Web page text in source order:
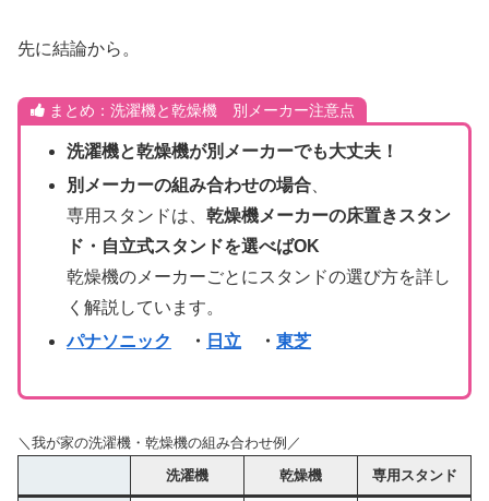
先に結論から。
まとめ：洗濯機と乾燥機 別メーカー注意点
洗濯機と乾燥機が別メーカーでも大丈夫！
別メーカーの組み合わせの場合、
専用スタンドは、 乾燥機メーカーの床置きスタン
ド・自立式スタンドを選べばOK
乾燥機のメーカーごとにスタンドの選び方を詳し
く解説しています。
パナソニック
・ 日立 ・ 東芝
＼我が家の洗濯機・乾燥機の組み合わせ例／
洗濯機
乾燥機 専用スタンド